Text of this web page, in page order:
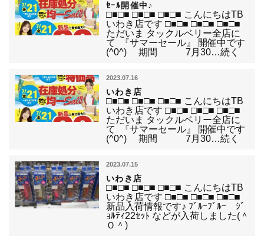
ｾｰﾙ開催中♪
□■□■ □■□■ □■□■ こんにちはTB
いわき店です □■□■ □■□■ □■□■
ただいま タックルベリー全店に
て 『サマーセール』 開催中です
(^0^) 期間 7月30…続く
2023.07.16
いわき店
□■□■ □■□■ □■□■ こんにちはTB
いわき店です □■□■ □■□■ □■□■
ただいま タックルベリー全店に
て 『サマーセール』 開催中です
(^0^) 期間 7月30…続く
2023.07.15
いわき店
□■□■ □■□■ □■□■ こんにちはTB
いわき店です □■□■ □■□■ □■□■
新品入荷情報です♪ ﾌﾞﾙｰﾌﾞﾙｰ ｼﾞ
ｮﾙﾃｨ22ｾｯﾄ などが入荷しました(＾
Ｏ＾)